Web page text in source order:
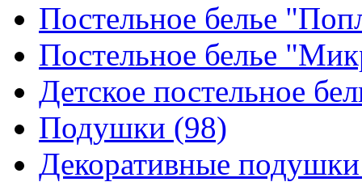
Постельное белье
Постельное белье
Детское постельное
Подушки (98)
Декоративные